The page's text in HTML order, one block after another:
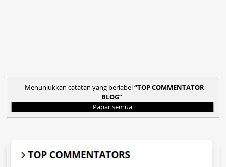
Menunjukkan catatan yang berlabel TOP COMMENTATOR
BLOG
Papar semua